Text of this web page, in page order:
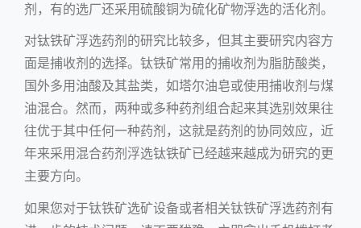
剂，有的选厂还采用硫酸铜为硫化矿物浮选的活化剂。
对钛铁矿浮选药剂的研究比较多，但其主要研究内容方
面是捕收剂的选择。钛铁矿常用的捕收剂为脂肪酸类，
国外多用油酸及其盐类，如塔尔油皂或使用捕收剂与煤
油混合。然而，两种或多种药剂组合起来其选别效果往
往优于其中任何一种药剂，这就是药剂的协同效应，近
年来采用混合药剂浮选钛铁矿已经越来越成为研究的更
主要方向。
如果您对于钛铁矿选矿设备或者相关钛铁矿浮选药剂有